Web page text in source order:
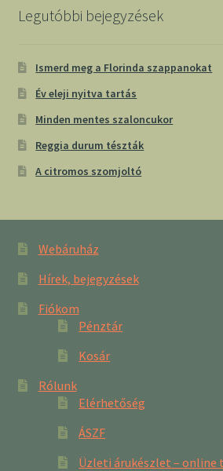
Legutóbbi bejegyzések
Ismerd meg a Florinda szappanokat
Év eleji nyitva tartás
Minden mentes szaloncukor
Reggia durum tészták
A citromos szomjoltó
Webáruház
Hírek, bejegyzések
Fiókom
Pénztár
Kosár
Rólunk
Elérhetőség
ÁSZF
Üzleti árukészlet –